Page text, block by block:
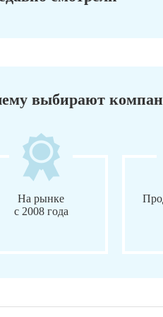
выбирают
На рынке
с 2008 года